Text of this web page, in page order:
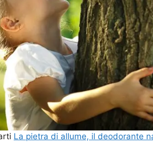
La pietra di allume, il deodorante